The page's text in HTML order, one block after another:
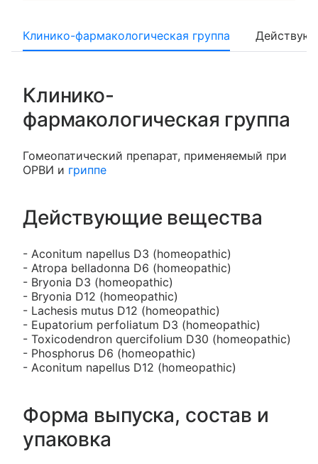
Клинико-фармакологическая группа
Клинико-
фармакологическая группа
Гомеопатический препарат, применяемый при
ОРВИ и гриппе
Действующие вещества
- Aconitum napellus D3 (homeopathic)
- Atropa belladonna D6 (homeopathic)
- Bryonia D3 (homeopathic)
- Bryonia D12 (homeopathic)
- Lachesis mutus D12 (homeopathic)
- Eupatorium perfoliatum D3 (homeopathic)
- Toxicodendron quercifolium D30 (homeopathic)
- Phosphorus D6 (homeopathic)
- Aconitum napellus D12 (homeopathic)
Форма выпуска, состав и
упаковка